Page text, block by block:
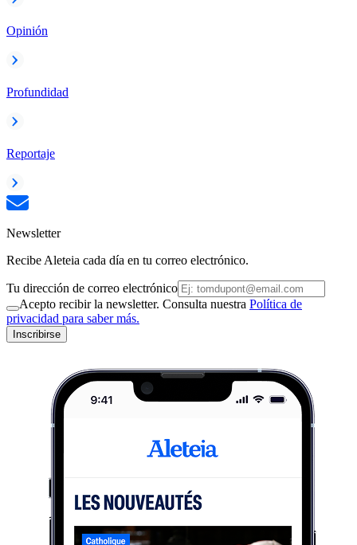
Opinión
Profundidad
Reportaje
Newsletter
Recibe Aleteia cada día en tu correo electrónico.
Tu dirección de correo electrónico
Acepto recibir la newsletter. Consulta nuestra Política de
privacidad para saber más.
Inscribirse